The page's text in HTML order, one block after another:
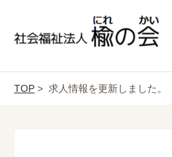
TOP > 求人情報を更新しました。